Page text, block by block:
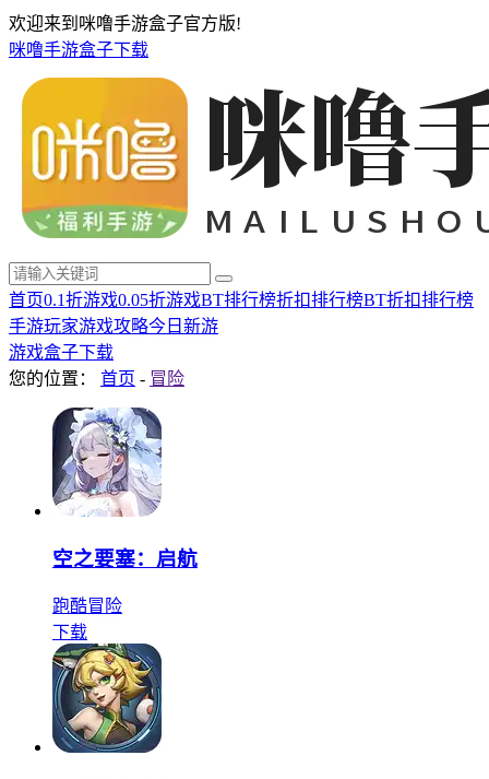
欢迎来到咪噜手游盒子官方版!
咪噜手游盒子下载
首页0.1折游戏0.05折游戏BT排行榜折扣排行榜BT折扣排行榜
手游玩家游戏攻略今日新游
游戏盒子下载
您的位置： 首页 - 冒险
空之要塞：启航
跑酷冒险
下载